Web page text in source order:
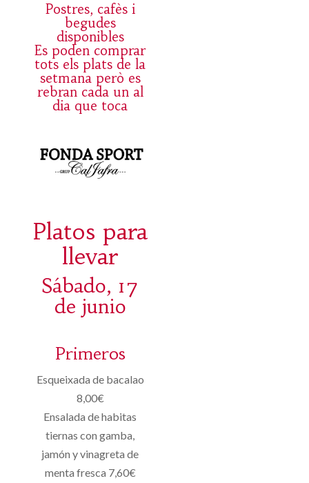
Postres, cafès i
begudes
disponibles
Es poden comprar
tots els plats de la
setmana però es
rebran cada un al
dia que toca
Platos para
llevar
Sábado, 17
de junio
Primeros
Esqueixada de bacalao
8,00€
Ensalada de habitas
tiernas con gamba,
jamón y vinagreta de
menta fresca 7,60€